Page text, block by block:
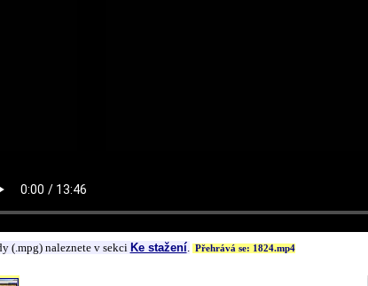
(.mpg) naleznete v sekci Ke stažení. Přehrává se: 1824.mp4